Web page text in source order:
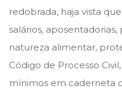
redobrada, haja vista
salários,
natureza alimentar,
Código de Processo
mínimos em caderneta